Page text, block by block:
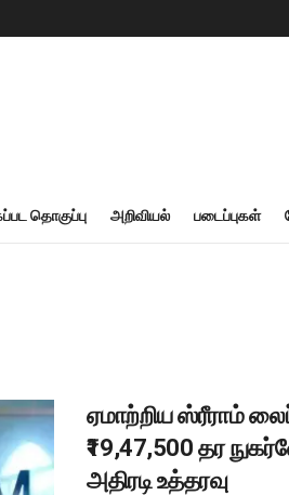
தொகுப்பு அறிவியல் படைப்புகள்
ஏமாற்றிய ஸ்ரீராம்
₹19,47,500 தர
அதிரடி உத்தரவு